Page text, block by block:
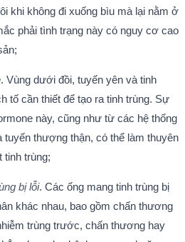
khi không đi xuống bìu mà lại nằm ở
phải tình trạng này có nguy cơ cao
. Vùng dưới đồi, tuyến yên và tinh
tố cần thiết để tạo ra tinh trùng. Sự
này, cũng như từ các hệ thống
tuyến thượng thận, có thể làm thuyên
tinh trùng;
bị lỗi. Các ống mang tinh trùng bị
khác nhau, bao gồm chấn thương
trùng trước, chấn thương hay